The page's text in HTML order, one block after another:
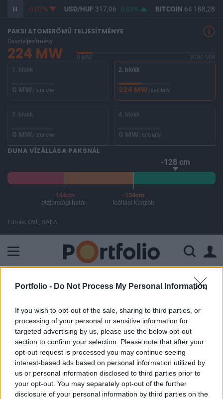
Portfolio - Do Not Process My Personal Information
If you wish to opt-out of the sale, sharing to third parties, or
processing of your personal or sensitive information for
targeted advertising by us, please use the below opt-out
section to confirm your selection. Please note that after your
opt-out request is processed you may continue seeing
interest-based ads based on personal information utilized by
us or personal information disclosed to third parties prior to
your opt-out. You may separately opt-out of the further
disclosure of your personal information by third parties on the
365,33 -0,02% USD/HUF317,06 0,03% BITCOIN64 188,28
PAKSI ATOMERŐMŰ TELJESÍTMÉNYE
Összteljesítmény
224 MW 0 MW
2000 MW
1. blokk
0 MW/ 500 MW
2. blokk
224 MW/ 500 MW
3. blokk
0 MW/ 500 MW
4. blokk
0 MW/ 500 MW
DUNA VÍZÁLLÁSA PAKSNÁL
-128 cm
-144cm
biztonsági határ
-134cm
leállási küszöb
Forrás: OVF, HAEA
ELŐFIZETŐI TARTALOM
A 2004/T2 jelű Kincstári
Takarékkötvény jegyzési
árfolyama
2001. február 02. 07:34